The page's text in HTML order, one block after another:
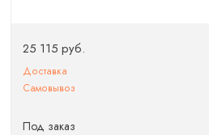
25 115 руб.
Доставка
Самовывоз
Под заказ